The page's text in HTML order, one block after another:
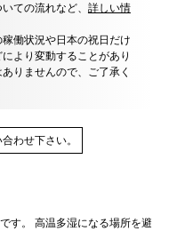
ての流れなど、 詳しい情
働状況や日本の祝日だけ
より変動することがあり
りませんので、ご了承く
わせ下さい。
す。 高温多湿になる場所を避